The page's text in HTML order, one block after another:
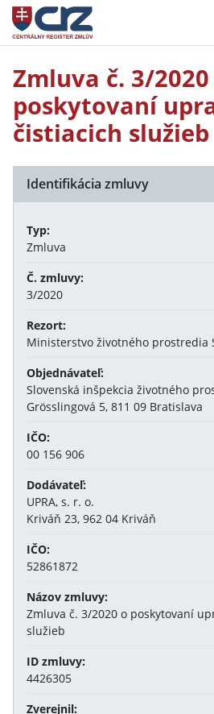
Zmluva č. 3/
poskytovaní
čistiacich služieb
Identifikácia zmluvy
Typ:
Zmluva
Č. zmluvy:
3/2020
Rezort:
Ministerstvo životného prostredia
Objednávateľ:
Slovenská inšpekcia životného
Grösslingová 5, 811 09 Bratislava
IČO:
00 156 906
Dodávateľ:
UPRA, s. r. o.
Kriváň 23, 962 04 Kriváň
IČO:
52861872
Názov zmluvy:
Zmluva č. 3/2020 o poskytovaní
služieb
ID zmluvy:
4426305
Zverejnil: